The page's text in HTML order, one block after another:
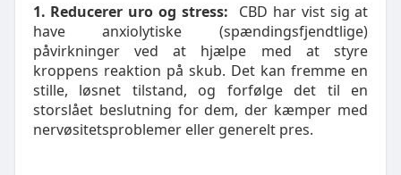
1. Reducerer uro og stress:
CBD har vist sig at
have anxiolytiske (spændingsfjendtlige)
påvirkninger ved at hjælpe med at styre
kroppens reaktion på skub. Det kan fremme en
stille, løsnet tilstand, og forfølge det til en
storslået beslutning for dem, der kæmper med
nervøsitetsproblemer eller generelt pres.